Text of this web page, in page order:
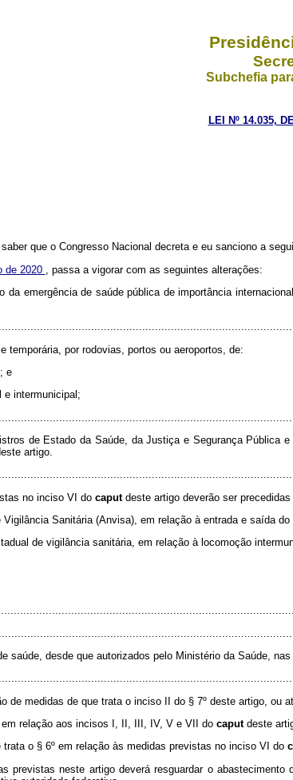
Subchefia
LEI Nº 14.035,
saber que o Congresso Nacional decreta e eu sanciono a
de 2020
, passa a vigorar com as seguintes alterações:
da emergência de saúde pública de importância
temporária, por rodovias, portos ou aeroportos, de:
e
e intermunicipal;
de Estado da Saúde, da Justiça e Segurança Pública
artigo.
no inciso VI do caput deste artigo deverão ser
Vigilância Sanitária (Anvisa), em relação à entrada e saída
de vigilância sanitária, em relação à locomoção
saúde, desde que autorizados pelo Ministério da Saúde,
de medidas de que trata o inciso II do § 7º deste artigo, ou
em relação aos incisos I, II, III, IV, V e VII do caput deste
trata o § 6º em relação às medidas previstas no inciso VI do
previstas neste artigo deverá resguardar o